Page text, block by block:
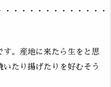
・・・・・・・・・・・・
。産地に来たら生をと思
たり揚げたりを好むそう